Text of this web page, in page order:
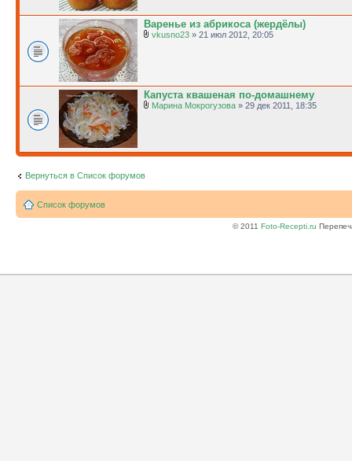
Варенье из абрикоса (жердёлы)
vkusno23 » 21 июл 2012, 20:05
Капуста квашеная по-домашнему
Марина Мокрогузова » 29 дек 2011, 18:35
Вернуться в Список форумов
Список форумов
© 2011 Foto-Recepti.ru